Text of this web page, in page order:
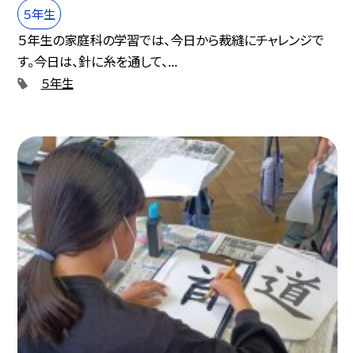
５年生
５年生の家庭科の学習では、今日から裁縫にチャレンジで
す。今日は、針に糸を通して、...
５年生